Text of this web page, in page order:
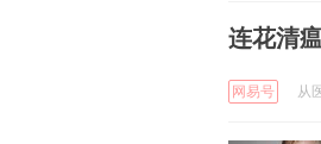
连花清
网易号 从